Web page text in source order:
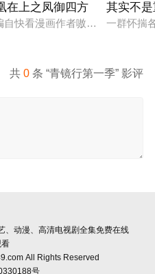
，本想低调扎纸维生，却因
在上之凤御四方
自快看漫画作者嗷小泽的独家连
其实不
一群怀揣
共0 条 “青镜行第一季” 影评
、动漫、高清电视剧全集免费在线
All Rights Reserved
号